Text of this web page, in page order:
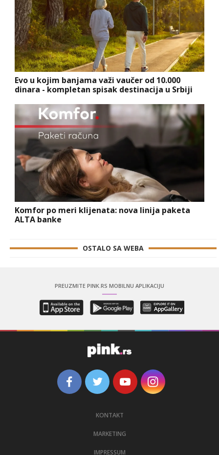
Evo u kojim banjama važi vaučer od 10.000
dinara - kompletan spisak destinacija u Srbiji
Komfor po meri klijenata: nova linija paketa
ALTA banke
OSTALO SA WEBA
PREUZMITE PINK.RS MOBILNU APLIKACIJU
KONTAKT
MARKETING
IMPRESSUM